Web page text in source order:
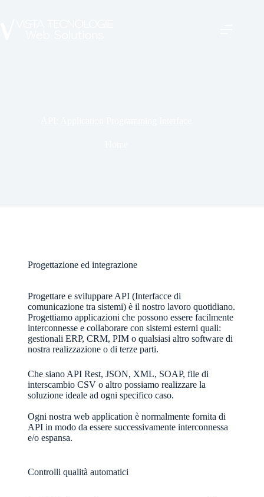
Progettazione ed integrazione
Progettare e sviluppare API (Interfacce di
comunicazione tra sistemi) è il nostro lavoro quotidiano.
Progettiamo applicazioni che possono essere facilmente
interconnesse e collaborare con sistemi esterni quali:
gestionali ERP, CRM, PIM o qualsiasi altro software di
nostra realizzazione o di terze parti.
Che siano API Rest, JSON, XML, SOAP, file di
interscambio CSV o altro possiamo realizzare la
soluzione ideale ad ogni specifico caso.
Ogni nostra web application è normalmente fornita di
API in modo da essere successivamente interconnessa
e/o espansa.
Controlli qualità automatici